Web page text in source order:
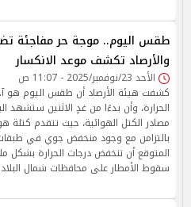
طقس اليوم.. موجة حر مفاجئة
والأرصاد تكشف موعد الانكسار
الأحد 23/نوفمبر/2025 - 11:07 ص
كشفت هيئة الأرصاد أن طقس اليوم هو
الحرارة، وأن بدءًا من غدٍ الاثنين ستشهد
مصادر الكتل الهوائية، حيث تتقدم كتلة
بالتزامن مع وجود منخفض جوي في طبقات
المتوقع أن تنخفض درجات الحرارة بشكل
سقوط الأمطار على محافظات شمال البلاد.